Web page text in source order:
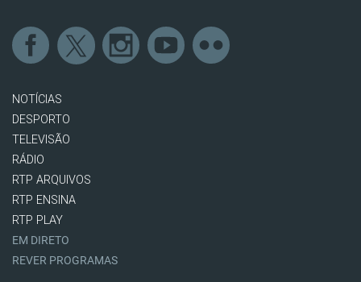
NOTÍCIAS
DESPORTO
TELEVISÃO
RÁDIO
RTP ARQUIVOS
RTP ENSINA
RTP PLAY
EM DIRETO
REVER PROGRAMAS